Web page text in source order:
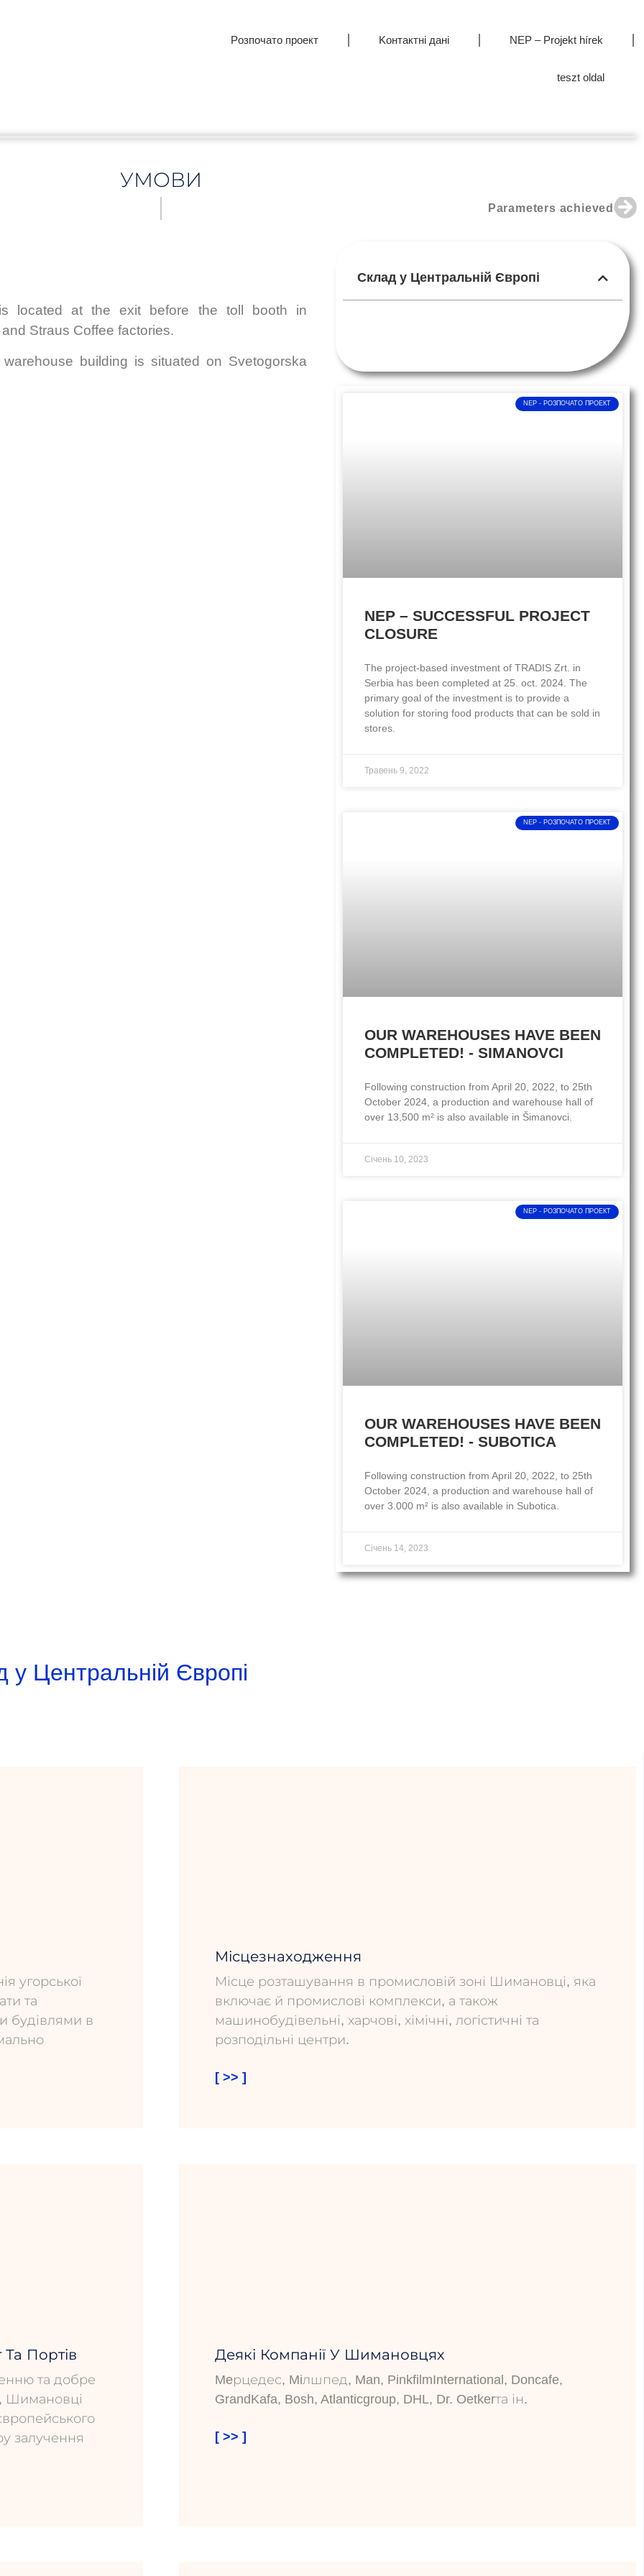
Pозпочато проект Kонтактні дані NEP – Projekt hírek
teszt oldal
УМОВИ
Parameters achieved
located at the exit before the toll booth in
Straus Coffee factories.
building is situated on Svetogorska
Склад у Центральній Європі
NEP - PОЗПОЧАТО ПРОЕКТ
NEP – SUCCESSFUL PROJECT
CLOSURE
The project-based investment of TRADIS Zrt. in
Serbia has been completed at 25. oct. 2024. The
primary goal of the investment is to provide a
solution for storing food products that can be sold in
stores.
Травень 9, 2022
NEP - PОЗПОЧАТО ПРОЕКТ
OUR WAREHOUSES HAVE BEEN
COMPLETED! - SIMANOVCI
Following construction from April 20, 2022, to 25th
October 2024, a production and warehouse hall of
over 13,500 m² is also available in Šimanovci.
Січень 10, 2023
NEP - PОЗПОЧАТО ПРОЕКТ
OUR WAREHOUSES HAVE BEEN
COMPLETED! - SUBOTICA
Following construction from April 20, 2022, to 25th
October 2024, a production and warehouse hall of
over 3.000 m² is also available in Subotica.
Січень 14, 2023
у Центральній Європі
угорської
та
будівлями в
Місцезнаходження
Місце розташування в промисловій зоні Шимановці, яка
включає й промислові комплекси, а також
машинобудівельні, харчові, хімічні, логістичні та
розподільні центри.
[ >> ]
Портів
та добре
Шимановці
залучення
Деякі Компанії У Шимановцях
Meрцедес, Miлшпед, Man, PinkfilmInternational, Doncafe,
GrandKafa, Bosh, Atlanticgroup, DHL, Dr. Oetkerта ін.
[ >> ]